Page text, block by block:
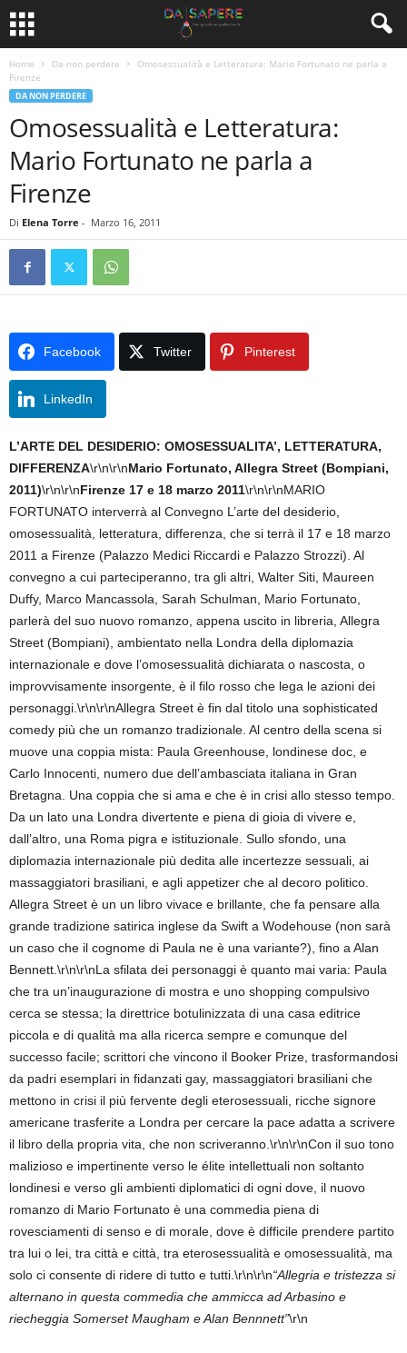
Home Da non perdere
Omosessualità e Letteratura: Mario Fortunato ne parla a
Firenze
DA NON PERDERE
Omosessualità e Letteratura:
Mario Fortunato ne parla a
Firenze
Di Elena Torre - Marzo 16, 2011
Facebook Twitter Pinterest
LinkedIn
L’ARTE DEL DESIDERIO: OMOSESSUALITA’, LETTERATURA,
DIFFERENZA\r\n\r\nMario Fortunato, Allegra Street (Bompiani,
2011)\r\n\r\nFirenze 17 e 18 marzo 2011\r\n\r\nMARIO
FORTUNATO interverrà al Convegno L’arte del desiderio,
omosessualità, letteratura, differenza, che si terrà il 17 e 18 marzo
2011 a Firenze (Palazzo Medici Riccardi e Palazzo Strozzi). Al
convegno a cui parteciperanno, tra gli altri, Walter Siti, Maureen
Duffy, Marco Mancassola, Sarah Schulman, Mario Fortunato,
parlerà del suo nuovo romanzo, appena uscito in libreria, Allegra
Street (Bompiani), ambientato nella Londra della diplomazia
internazionale e dove l’omosessualità dichiarata o nascosta, o
improvvisamente insorgente, è il filo rosso che lega le azioni dei
personaggi.\r\n\r\nAllegra Street è fin dal titolo una sophisticated
comedy più che un romanzo tradizionale. Al centro della scena si
muove una coppia mista: Paula Greenhouse, londinese doc, e
Carlo Innocenti, numero due dell’ambasciata italiana in Gran
Bretagna. Una coppia che si ama e che è in crisi allo stesso tempo.
Da un lato una Londra divertente e piena di gioia di vivere e,
dall’altro, una Roma pigra e istituzionale. Sullo sfondo, una
diplomazia internazionale più dedita alle incertezze sessuali, ai
massaggiatori brasiliani, e agli appetizer che al decoro politico.
Allegra Street è un un libro vivace e brillante, che fa pensare alla
grande tradizione satirica inglese da Swift a Wodehouse (non sarà
un caso che il cognome di Paula ne è una variante?), fino a Alan
Bennett.\r\n\r\nLa sfilata dei personaggi è quanto mai varia: Paula
che tra un’inaugurazione di mostra e uno shopping compulsivo
cerca se stessa; la direttrice botulinizzata di una casa editrice
piccola e di qualità ma alla ricerca sempre e comunque del
successo facile; scrittori che vincono il Booker Prize, trasformandosi
da padri esemplari in fidanzati gay, massaggiatori brasiliani che
mettono in crisi il più fervente degli eterosessuali, ricche signore
americane trasferite a Londra per cercare la pace adatta a scrivere
il libro della propria vita, che non scriveranno.\r\n\r\nCon il suo tono
malizioso e impertinente verso le élite intellettuali non soltanto
londinesi e verso gli ambienti diplomatici di ogni dove, il nuovo
romanzo di Mario Fortunato è una commedia piena di
rovesciamenti di senso e di morale, dove è difficile prendere partito
tra lui o lei, tra città e città, tra eterosessualità e omosessualità, ma
solo ci consente di ridere di tutto e tutti.\r\n\r\n“Allegria e tristezza si
alternano in questa commedia che ammicca ad Arbasino e
riecheggia Somerset Maugham e Alan Bennnett”\r\n